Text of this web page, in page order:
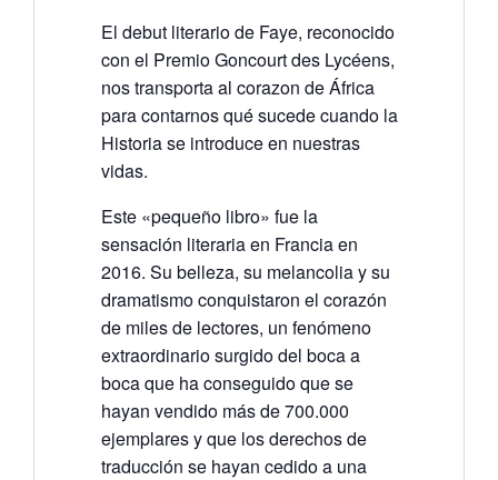
El debut literario de Faye, reconocido
con el Premio Goncourt des Lycéens,
nos transporta al corazon de África
para contarnos qué sucede cuando la
Historia se introduce en nuestras
vidas.
Este «pequeño libro» fue la
sensación literaria en Francia en
2016. Su belleza, su melancolia y su
dramatismo conquistaron el corazón
de miles de lectores, un fenómeno
extraordinario surgido del boca a
boca que ha conseguido que se
hayan vendido más de 700.000
ejemplares y que los derechos de
traducción se hayan cedido a una